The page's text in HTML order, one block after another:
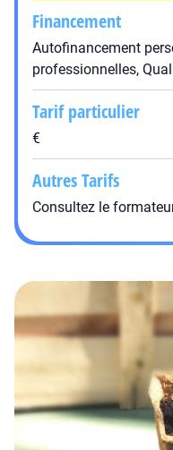
Financement
Autofinancement
professionnelles,
Tarif particulier
€
Autres Tarifs
Consultez le